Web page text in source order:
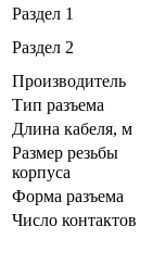
Раздел 1
Раздел 2
Производитель
Тип разъема
Длина кабеля, м
Размер резьбы
корпуса
Форма разъема
Число контактов